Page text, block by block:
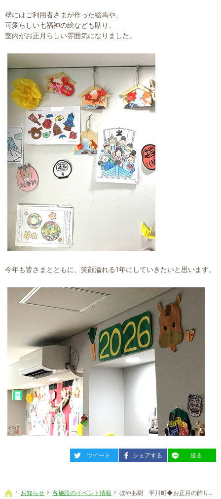
壁にはご利用者さまが作った絵馬や、
可愛らしい七福神の絵なども貼り、
室内がお正月らしい雰囲気になりました。
今年も皆さまとともに、笑顔溢れる1年にしていきたいと思います。
entry2383
ツイート entry2383
シェアする entry2383
送る
ホーム
お知らせ 各施設のイベント情報 ぼやあ樹 平川町◆お正月の飾りつけ